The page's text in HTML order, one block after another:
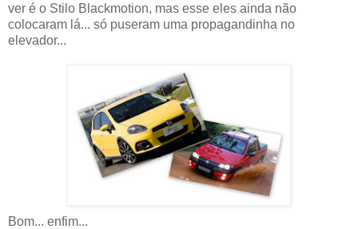
ver é o Stilo Blackmotion, mas esse eles ainda não
colocaram lá... só puseram uma propagandinha no
elevador...
Bom... enfim...